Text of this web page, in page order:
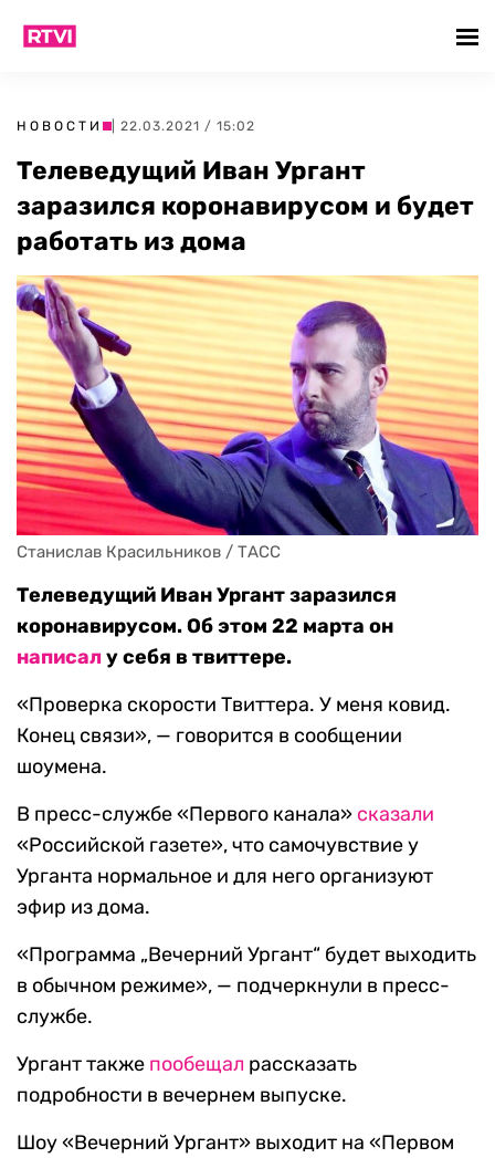
НОВОСТИ | 22.03.2021 / 15:02
Телеведущий Иван Ургант
заразился коронавирусом и будет
работать из дома
Станислав Красильников / ТАСС
Телеведущий Иван Ургант заразился
коронавирусом. Об этом 22 марта он
написалу себя в твиттере.
«Проверка скорости Твиттера. У меня ковид.
Конец связи», — говорится в сообщении
шоумена.
В пресс-службе «Первого канала» сказали
«Российской газете», что самочувствие у
Урганта нормальное и для него организуют
эфир из дома.
«Программа „Вечерний Ургант“ будет выходить
в обычном режиме», — подчеркнули в пресс-
службе.
Ургант также пообещал рассказать
подробности в вечернем выпуске.
Шоу «Вечерний Ургант» выходит на «Первом